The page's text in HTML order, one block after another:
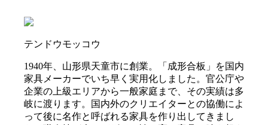
テンドウモッコウ
1940年、山形県天童市に創業。「成形合板」を国内
家具メーカーでいち早く実用化しました。官公庁や
企業の上級エリアから一般家庭まで、その実績は多
岐に渡ります。国内外のクリエイターとの協働によ
って後に名作と呼ばれる家具を作り出してきまし